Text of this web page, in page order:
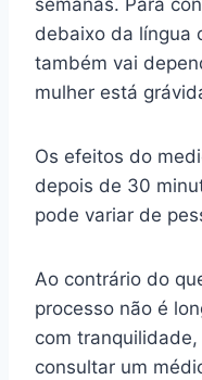
semanas. Para
debaixo da língua
também vai
mulher está
Os efeitos do
depois de 30
pode variar de
Ao contrário do
processo não é
com
consultar um